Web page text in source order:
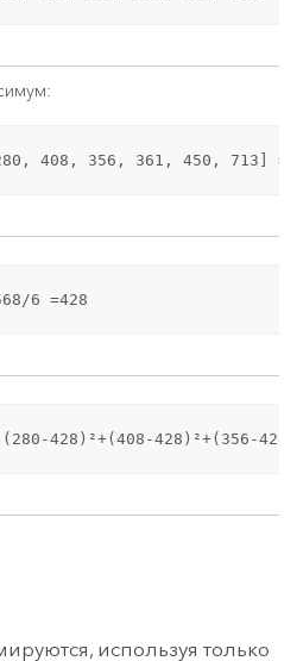
408, 356, 361, 450, 713]
6 =428
428)²+(408-428)²+(356-
используя только